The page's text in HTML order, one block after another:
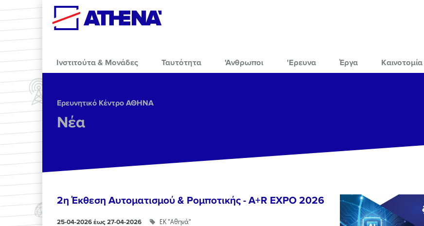
Skip to main content
Ινστιτούτα & Μονάδες Ταυτότητα 'Ανθρωποι 'Ερευνα Έργα Καινοτομία
Ερευνητικό Κέντρο ΑΘΗΝΑ
Νέα
2η Έκθεση Αυτοματισμού & Ρομποτικής - A+R EXPO 2026
25-04-2026 έως 27-04-2026 ΕΚ "Αθηνά"